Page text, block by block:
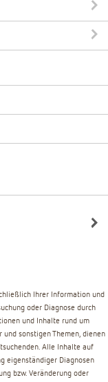
Ihrer Information und
oder Diagnose durch
und Inhalte rund um
und sonstigen Themen, dienen
Alle Inhalte auf
eigenständiger Diagnosen
bzw. Veränderung oder